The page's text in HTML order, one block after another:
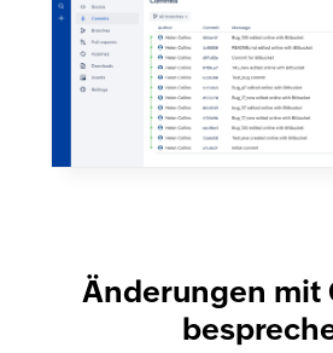
Änderungen mit